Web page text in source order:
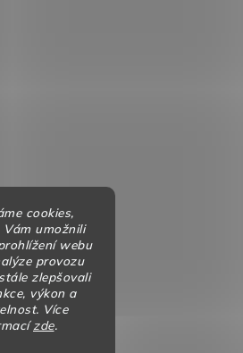
cookies,
Vám umožnili
webu
provozu
zlepšovali
výkon a
Více
zde.